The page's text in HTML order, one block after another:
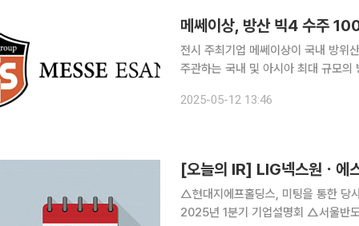
전시 주최기업 메쎄이상이 국내 방위
주관하는 국내 및 아시아 최대 규모
KADEX의 차기 행사는 지난해 규모
2025-05-12 13:46
[오늘의 IR] LIG넥스원ㆍ에
△현대지에프홀딩스, 미팅을 통한 당
2025년 1분기 기업설명회 △서울반